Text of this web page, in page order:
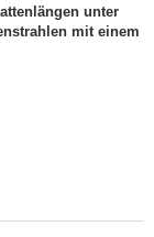
unter
mit einem